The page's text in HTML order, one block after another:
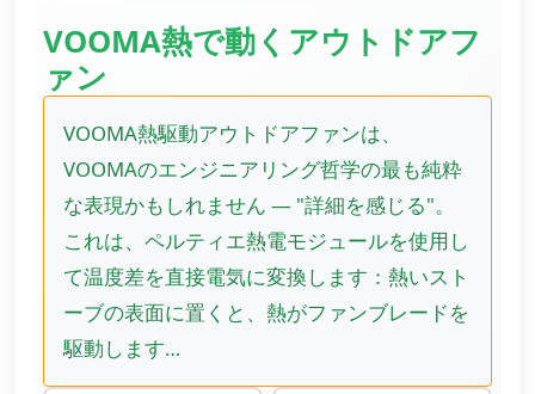
VOOMA熱で動くアウトドアフ
ァン
VOOMA熱駆動アウトドアファンは、
VOOMAのエンジニアリング哲学の最も純粋
な表現かもしれません — "詳細を感じる"。
これは、ペルティエ熱電モジュールを使用し
て温度差を直接電気に変換します：熱いスト
ーブの表面に置くと、熱がファンブレードを
駆動します…